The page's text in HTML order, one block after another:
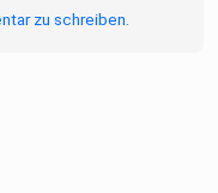
mean?. Nature
zu schreiben.